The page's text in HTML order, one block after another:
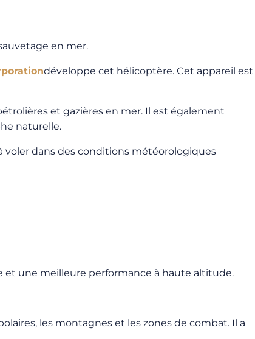
en mer.
développe cet hélicoptère. Cet appareil est
et gazières en mer. Il est également
naturelle.
voler dans des conditions météorologiques
et une meilleure performance à haute altitude.
les montagnes et les zones de combat. Il a